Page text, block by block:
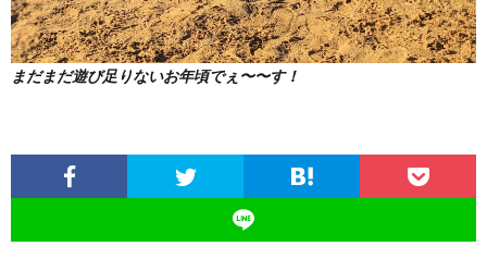
まだまだ遊び足りないお年頃でぇ〜〜す！